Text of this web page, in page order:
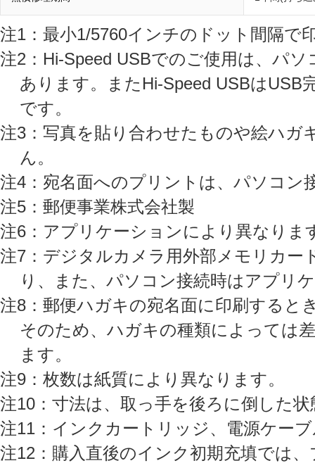
注1：最小1/5760インチのドット間隔で
注2：Hi-Speed USBでのご使用は、パ
あります。またHi-Speed USBはUSB
です。
注3：写真を貼り合わせたものや絵ハガ
ん。
注4：宛名面へのプリントは、パソコン
注5：郵便事業株式会社製
注6：アプリケーションにより異なりま
注7：デジタルカメラ用外部メモリカー
り、また、パソコン接続時はアプリ
注8：郵便ハガキの宛名面に印刷すると
そのため、ハガキの種類によっては
ます。
注9：枚数は紙質により異なります。
注10：寸法は、取っ手を後ろに倒した
注11：インクカートリッジ、電源ケー
注12：購入直後のインク初期充填では